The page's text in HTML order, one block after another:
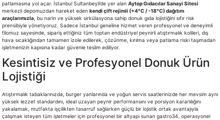
patlamasına yol açar. İstanbul Sultanbeyli’de yer alan Aytop Gıdacılar Sanayi Sitesi
merkezli depomuzdan hareket eden kendi çift rejimli (+4°C / -18°C) dağıtım
araçlarımızla , bu narin ve yüksek sirkülasyona sahip donuk gıda lojistiğini sıfır risk
prensibiyle yönetiyoruz. Sadece İstanbul geneline hizmet veren profesyonel ve deneyimli
filomuz sayesinde, sipariş ettiğiniz tüm toptan endüstriyel peynirli atıştırmalık kolileri, dış
hava sıcaklığından tamamen izole edilerek, çözünme, kırılma veya patlama riski taşımadan
işletmenizin kapısına kadar güvenle teslim ediliyor.
Kesintisiz ve Profesyonel Donuk Ürün
Lojistiği
Atıştırmalık tabaklarınızda, burger yanlarında ve yoğun servis saatlerinizde her mevsim aynı
yüksek lezzet standardını, ideal uzayan peynir performansını ve porsiyon kararlılığını
yakalamak, mutfakta işçilikten tasarruf sağlarken güçlü bir lojistik ortak avantajıyla
çalışmak isteyen tüm işletmeler için profesyonel bir altyapı sunan gastro34, operasyonel